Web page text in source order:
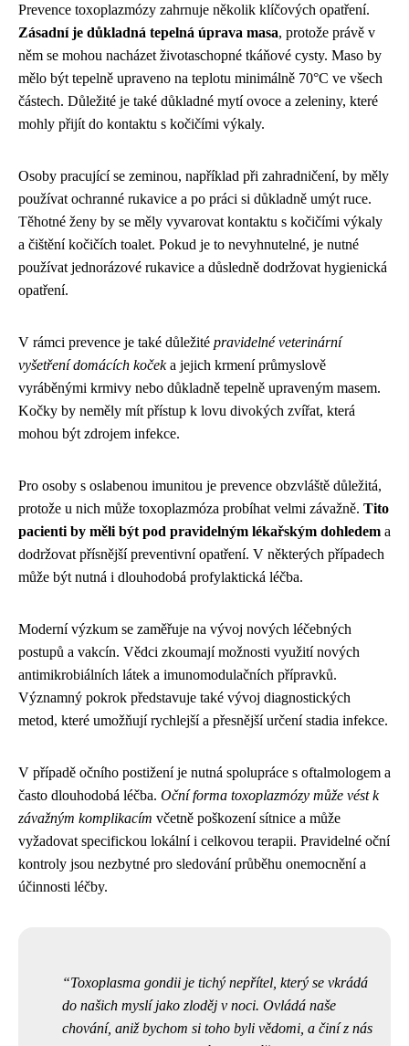
Prevence toxoplazmózy zahrnuje několik klíčových opatření.
Zásadní je důkladná tepelná úprava masa, protože právě v
něm se mohou nacházet životaschopné tkáňové cysty. Maso by
mělo být tepelně upraveno na teplotu minimálně 70°C ve všech
částech. Důležité je také důkladné mytí ovoce a zeleniny, které
mohly přijít do kontaktu s kočičími výkaly.
Osoby pracující se zeminou, například při zahradničení, by měly
používat ochranné rukavice a po práci si důkladně umýt ruce.
Těhotné ženy by se měly vyvarovat kontaktu s kočičími výkaly
a čištění kočičích toalet. Pokud je to nevyhnutelné, je nutné
používat jednorázové rukavice a důsledně dodržovat hygienická
opatření.
V rámci prevence je také důležité pravidelné veterinární
vyšetření domácích kočeka jejich krmení průmyslově
vyráběnými krmivy nebo důkladně tepelně upraveným masem.
Kočky by neměly mít přístup k lovu divokých zvířat, která
mohou být zdrojem infekce.
Pro osoby s oslabenou imunitou je prevence obzvláště důležitá,
protože u nich může toxoplazmóza probíhat velmi závažně. Tito
pacienti by měli být pod pravidelným lékařským dohledem a
dodržovat přísnější preventivní opatření. V některých případech
může být nutná i dlouhodobá profylaktická léčba.
Moderní výzkum se zaměřuje na vývoj nových léčebných
postupů a vakcín. Vědci zkoumají možnosti využití nových
antimikrobiálních látek a imunomodulačních přípravků.
Významný pokrok představuje také vývoj diagnostických
metod, které umožňují rychlejší a přesnější určení stadia infekce.
V případě očního postižení je nutná spolupráce s oftalmologem a
často dlouhodobá léčba. Oční forma toxoplazmózy může vést k
závažným komplikacím včetně poškození sítnice a může
vyžadovat specifickou lokální i celkovou terapii. Pravidelné oční
kontroly jsou nezbytné pro sledování průběhu onemocnění a
účinnosti léčby.
Toxoplasma gondii je tichý nepřítel, který se vkrádá
do našich myslí jako zloděj v noci. Ovládá naše
chování, aniž bychom si toho byli vědomi, a činí z nás